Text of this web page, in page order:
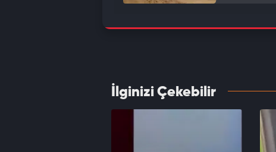
markaj
İlginizi Çekebilir